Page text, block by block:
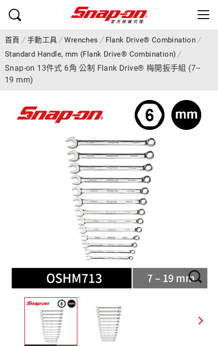
首頁 手動工具 Wrenches
Flank Drive® Combination
Standard Handle, mm (Flank Drive® Combination)
Snap-on 13件式 6角 公制 Flank Drive® 梅開扳手組 (7–
19 mm)